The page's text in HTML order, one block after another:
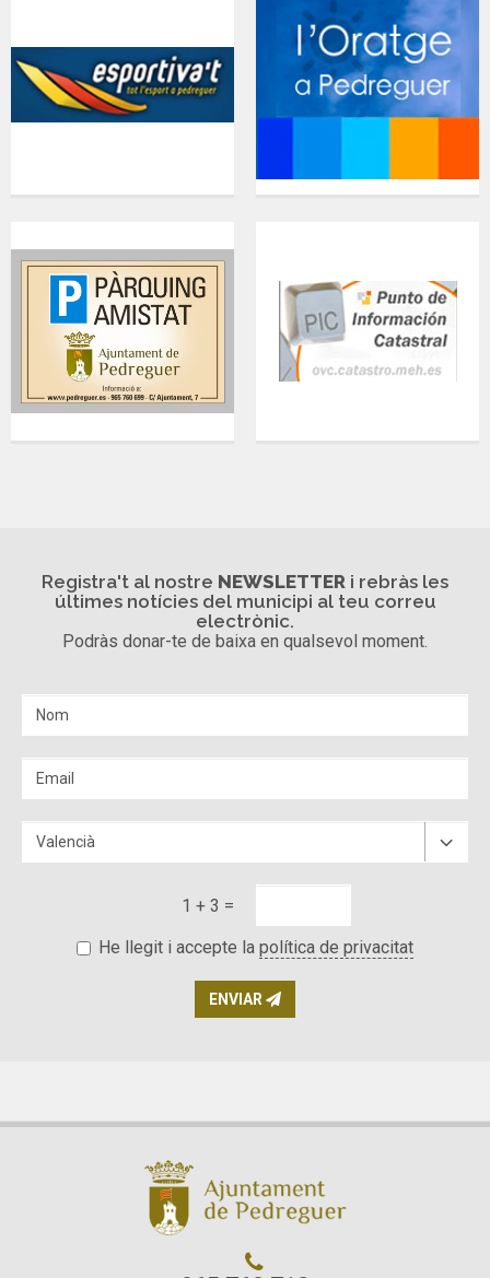
Registra't al nostre NEWSLETTER i rebràs les
últimes notícies del municipi al teu correu
electrònic.
Podràs donar-te de baixa en qualsevol moment.
1 + 3 =
He llegit i accepte la política de privacitat
ENVIAR